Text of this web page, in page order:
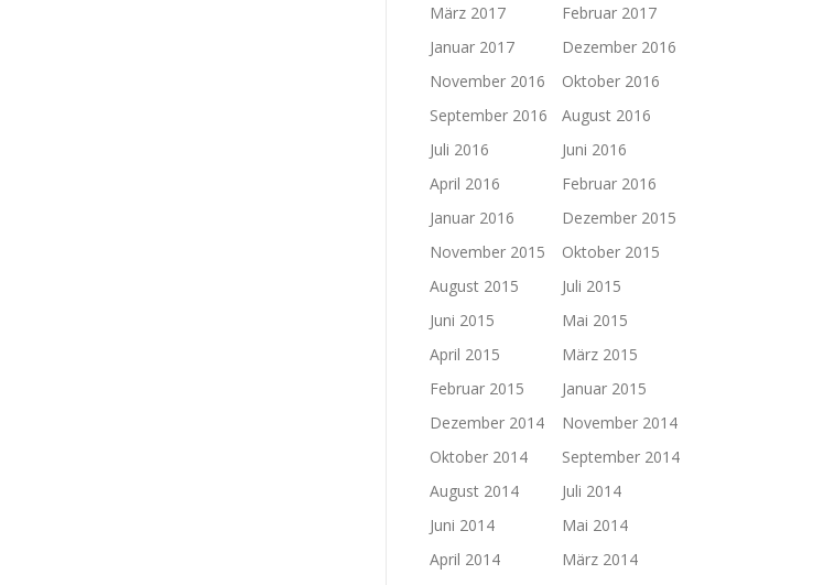
März 2017
Februar 2017
Januar 2017
Dezember 2016
November 2016
Oktober 2016
September 2016
August 2016
Juli 2016
Juni 2016
April 2016
Februar 2016
Januar 2016
Dezember 2015
November 2015
Oktober 2015
August 2015
Juli 2015
Juni 2015
Mai 2015
April 2015
März 2015
Februar 2015
Januar 2015
Dezember 2014
November 2014
Oktober 2014
September 2014
August 2014
Juli 2014
Juni 2014
Mai 2014
April 2014
März 2014